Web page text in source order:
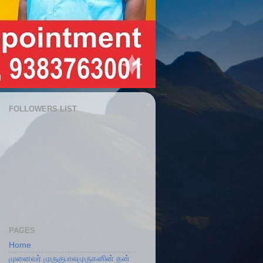
FOLLOWERS LIST
PAGES
Home
முனைவர் முருகுபாலமுருகனின் தன்